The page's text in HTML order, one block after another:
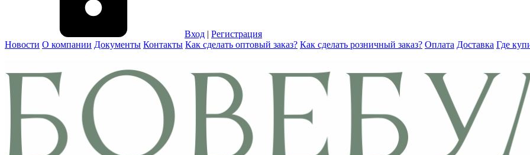
Вход | Регистрация
Новости О компании Документы Контакты Как сделать оптовый заказ? Как сделать розничный заказ? Оплата Доставка Где